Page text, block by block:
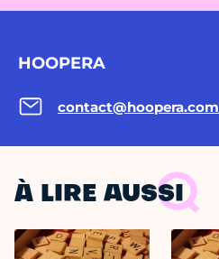
HOOPERA
contact@hoopera.com
À LIRE AUSSI